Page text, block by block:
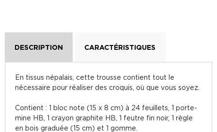
DESCRIPTION CARACTÉRISTIQUES
En tissus népalais, cette trousse contient tout le
nécessaire pour réaliser des croquis, où que vous soyez.
Contient : 1 bloc note (15 x 8 cm) à 24 feuillets, 1 porte-
mine HB, 1 crayon graphite HB, 1 feutre fin noir, 1 règle
en bois graduée (15 cm) et 1 gomme.